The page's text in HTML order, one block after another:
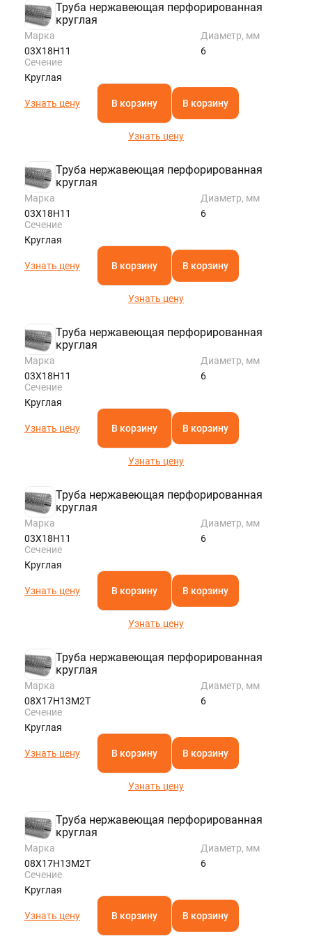
Труба нержавеющая перфорированная
круглая
Марка
03Х18Н11
Диаметр, мм
6
Сечение
Круглая
Узнать цену В корзину В корзину
Узнать цену
Труба нержавеющая перфорированная
круглая
Марка
03Х18Н11
Диаметр, мм
6
Сечение
Круглая
Узнать цену В корзину В корзину
Узнать цену
Труба нержавеющая перфорированная
круглая
Марка
03Х18Н11
Диаметр, мм
6
Сечение
Круглая
Узнать цену В корзину В корзину
Узнать цену
Труба нержавеющая перфорированная
круглая
Марка
03Х18Н11
Диаметр, мм
6
Сечение
Круглая
Узнать цену В корзину В корзину
Узнать цену
Труба нержавеющая перфорированная
круглая
Марка
08Х17Н13М2Т
Диаметр, мм
6
Сечение
Круглая
Узнать цену В корзину В корзину
Узнать цену
Труба нержавеющая перфорированная
круглая
Марка
08Х17Н13М2Т
Диаметр, мм
6
Сечение
Круглая
Узнать цену В корзину В корзину